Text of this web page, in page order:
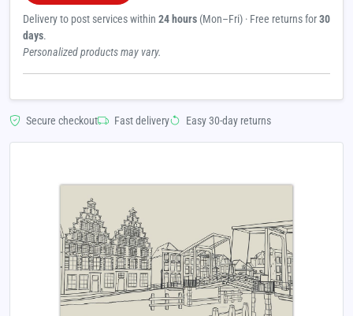
Delivery to post services within 24 hours (Mon–Fri) · Free returns for30
days.
Personalized products may vary.
Secure checkout Fast delivery Easy 30-day returns